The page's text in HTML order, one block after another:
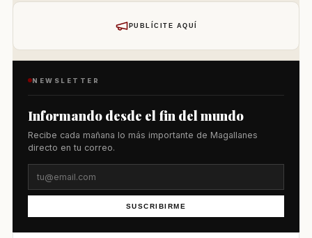
PUBLÍCITE AQUÍ
NEWSLETTER
Informando desde el fin del mundo
Recibe cada mañana lo más importante de Magallanes
directo en tu correo.
SUSCRIBIRME